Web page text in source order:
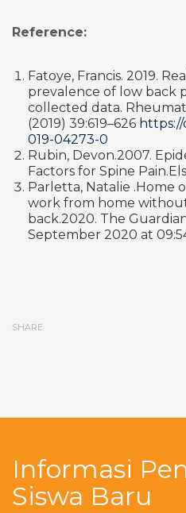
Reference:
Fatoye, Francis. 2019.
prevalence of low back
collected data.
(2019) 39:619–626 https://
019-04273-0
Rubin, Devon.2007.
Factors for Spine
Parletta, Natalie .Home
work from home
back.2020. The
September 2020 at
SHARE
Informasi
Siswa Baru